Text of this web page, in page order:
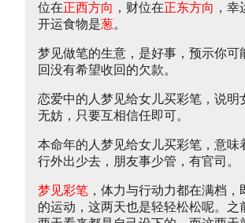
位在正西方向 ，财位在正东方向 ，
开运食物是葱。
梦见做笔的生意，是好事，预示你可
回没有希望收回的欠款。
恋爱中的人梦见给女儿买彩笔，说明
无妨，只要互相信任即可。
本命年的人梦见给女儿买彩笔，意味
行外出少去，朋友事少管，有官司。
梦见彩笔 ，体力与行动力都在满档
的运动，这两天也是轻轻松松呢。之